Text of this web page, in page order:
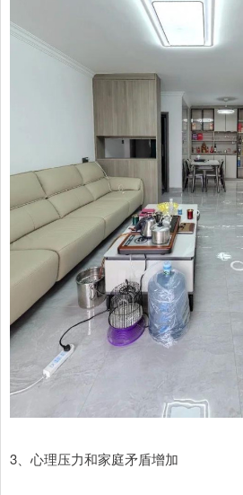
3、心理压力和家庭矛盾增加